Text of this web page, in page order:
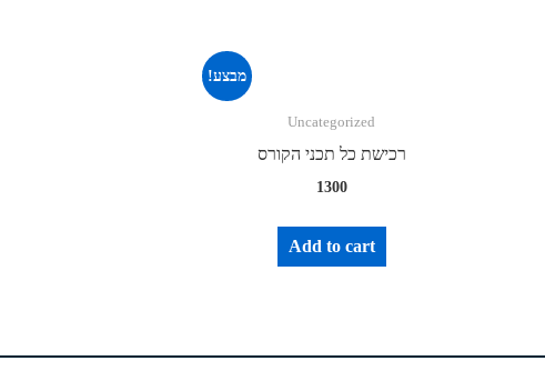
מבצע!
Uncategorized
רכישת כל תכני הקורס
1300
Add to cart